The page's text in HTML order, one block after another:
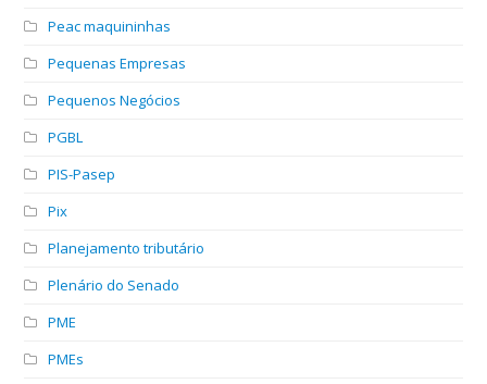
Peac maquininhas
Pequenas Empresas
Pequenos Negócios
PGBL
PIS-Pasep
Pix
Planejamento tributário
Plenário do Senado
PME
PMEs